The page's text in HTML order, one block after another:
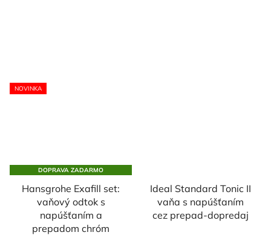
NOVINKA
DOPRAVA ZADARMO
Hansgrohe Exafill set:
vaňový odtok s
napúšťaním a
prepadom chróm
Ideal Standard Tonic II
vaňa s napúšťaním
cez prepad-dopredaj